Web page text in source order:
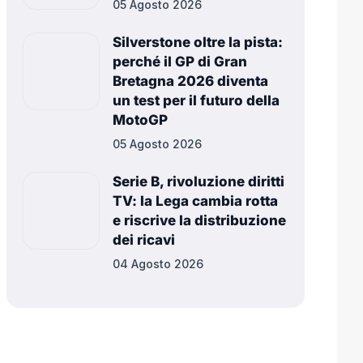
05 Agosto 2026
Silverstone oltre la pista:
perché il GP di Gran
Bretagna 2026 diventa
un test per il futuro della
MotoGP
05 Agosto 2026
Serie B, rivoluzione diritti
TV: la Lega cambia rotta
e riscrive la distribuzione
dei ricavi
04 Agosto 2026